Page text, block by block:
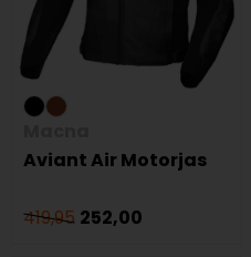
Aviant Air Motorjas
419,95 252,00